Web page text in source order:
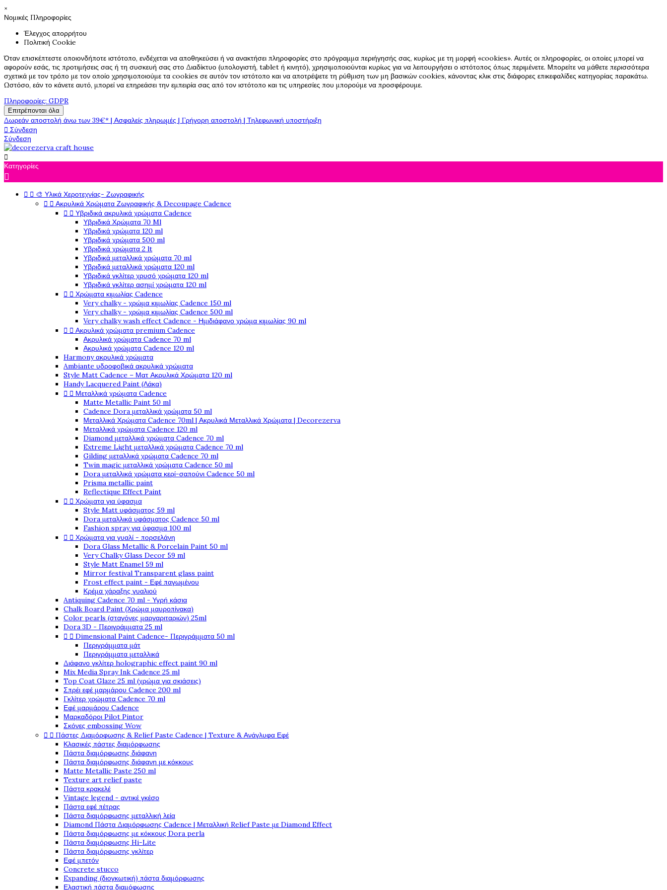
×
Νομικές Πληροφορίες
Έλεγχος απορρήτου
Πολιτική Cookie
Όταν επισκέπτεστε οποιονδήποτε ιστότοπο, ενδέχεται να αποθηκεύσει ή να ανακτήσει πληροφορίες στο πρόγραμμα περιήγησής σας, κυρίως με τη μορφή «cookies». Αυτές οι πληροφορίες, οι οποίες μπορεί να
αφορούν εσάς, τις προτιμήσεις σας ή τη συσκευή σας στο Διαδίκτυο (υπολογιστή, tablet ή κινητό), χρησιμοποιούνται κυρίως για να λειτουργήσει ο ιστότοπος όπως περιμένετε. Μπορείτε να μάθετε περισσότερα
σχετικά με τον τρόπο με τον οποίο χρησιμοποιούμε τα cookies σε αυτόν τον ιστότοπο και να αποτρέψετε τη ρύθμιση των μη βασικών cookies, κάνοντας κλικ στις διάφορες επικεφαλίδες κατηγορίας παρακάτω.
Ωστόσο, εάν το κάνετε αυτό, μπορεί να επηρεάσει την εμπειρία σας από τον ιστότοπο και τις υπηρεσίες που μπορούμε να προσφέρουμε.
Πληροφορίες: GDPR
Επιτρέπονται όλα
Δωρεάν αποστολή άνω των 39€* | Ασφαλείς πληρωμές | Γρήγορη αποστολή | Τηλεφωνική υποστήριξη
 Σύνδεση
Σύνδεση

Κατηγορίες

  🎨 Υλικά Χεροτεχνίας- Ζωγραφικής
  Ακρυλικά Χρώματα Ζωγραφικής & Decoupage Cadence
  Υβριδικά ακρυλικά χρώματα Cadence
Υβριδικά Χρώματα 70 Ml
Υβριδικά χρώματα 120 ml
Υβριδικά χρώματα 500 ml
Υβριδικά χρώματα 2 lt
Υβριδικά μεταλλικά χρώματα 70 ml
Υβριδικά μεταλλικά χρώματα 120 ml
Υβριδικά γκλίτερ χρυσό χρώματα 120 ml
Υβριδικά γκλίτερ ασημί χρώματα 120 ml
  Χρώματα κιμωλίας Cadence
Very chalky - χρώμα κιμωλίας Cadence 150 ml
Very chalky - χρώμα κιμωλίας Cadence 500 ml
Very chalky wash effect Cadence - Ημιδιάφανο χρώμα κιμωλίας 90 ml
  Ακρυλικά χρώματα premium Cadence
Ακρυλικά χρώματα Cadence 70 ml
Ακρυλικά χρώματα Cadence 120 ml
Harmony ακρυλικά χρώματα
Ambiante υδροφοβικά ακρυλικά χρώματα
Style Matt Cadence – Ματ Ακρυλικά Χρώματα 120 ml
Handy Lacquered Paint (Λάκα)
  Μεταλλικά χρώματα Cadence
Matte Metallic Paint 50 ml
Cadence Dora μεταλλικά χρώματα 50 ml
Μεταλλικά Χρώματα Cadence 70ml | Ακρυλικά Μεταλλικά Χρώματα | Decorezerva
Μεταλλικά χρώματα Cadence 120 ml
Diamond μεταλλικά χρώματα Cadence 70 ml
Extreme Light μεταλλικά χρώματα Cadence 70 ml
Gilding μεταλλικά χρώματα Cadence 70 ml
Twin magic μεταλλικά χρώματα Cadence 50 ml
Dora μεταλλικά χρώματα κερί-σαπούνι Cadence 50 ml
Prisma metallic paint
Reflectique Effect Paint
  Χρώματα για ύφασμα
Style Matt υφάσματος 59 ml
Dora μεταλλικά υφάσματος Cadence 50 ml
Fashion spray για ύφασμα 100 ml
  Χρώματα για γυαλί - πορσελάνη
Dora Glass Metallic & Porcelain Paint 50 ml
Very Chalky Glass Decor 59 ml
Style Matt Enamel 59 ml
Mirror festival Transparent glass paint
Frost effect paint - Εφέ παγωμένου
Κρέμα χάραξης γυαλιού
Antiquing Cadence 70 ml - Υγρή κάσια
Chalk Board Paint (Χρώμα μαυροπίνακα)
Color pearls (σταγόνες μαργαριταριών) 25ml
Dora 3D - Περιγράμματα 25 ml
  Dimensional Paint Cadence- Περιγράμματα 50 ml
Περιγράμματα μάτ
Περιγράμματα μεταλλικά
Διάφανο γκλίτερ holographic effect paint 90 ml
Mix Media Spray Ink Cadence 25 ml
Top Coat Glaze 25 ml (χρώμα για σκιάσεις)
Σπρέι εφέ μαρμάρου Cadence 200 ml
Γκλίτερ χρώματα Cadence 70 ml
Εφέ μαρμάρου Cadence
Μαρκαδόροι Pilot Pintor
Σκόνες embossing Wow
  Πάστες Διαμόρφωσης & Relief Paste Cadence | Texture & Ανάγλυφα Εφέ
Κλασικές πάστες διαμόρφωσης
Πάστα διαμόρφωσης διάφανη
Πάστα διαμόρφωσης διάφανη με κόκκους
Matte Metallic Paste 250 ml
Texture art relief paste
Πάστα κρακελέ
Vintage legend - αντικέ γκέσο
Πάστα εφέ πέτρας
Πάστα διαμόρφωσης μεταλλική λεία
Diamond Πάστα Διαμόρφωσης Cadence | Μεταλλική Relief Paste με Diamond Effect
Πάστα διαμόρφωσης με κόκκους Dora perla
Πάστα διαμόρφωσης Hi-Lite
Πάστα διαμόρφωσης γκλίτερ
Εφέ μπετόν
Concrete stucco
Expanding (διογκωτική) πάστα διαμόρφωσης
Ελαστική πάστα διαμόφωσης